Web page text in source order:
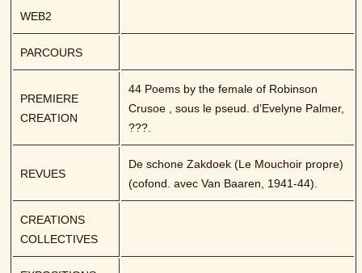
WEB2
PARCOURS
PREMIERE
CREATION
44 Poems by the female of Robinson
Crusoe , sous le pseud. d’Evelyne Palmer,
???.
REVUES
De schone Zakdoek (Le Mouchoir propre)
(cofond. avec Van Baaren, 1941-44).
CREATIONS
COLLECTIVES